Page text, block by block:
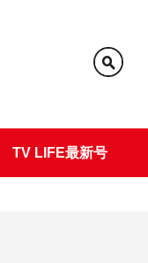
TV LIFE最新号